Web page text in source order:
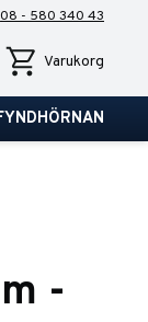
08 - 580 340 43
KundvagnVarukorg
-